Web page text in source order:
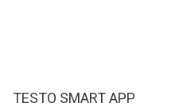
TESTO SMART APP